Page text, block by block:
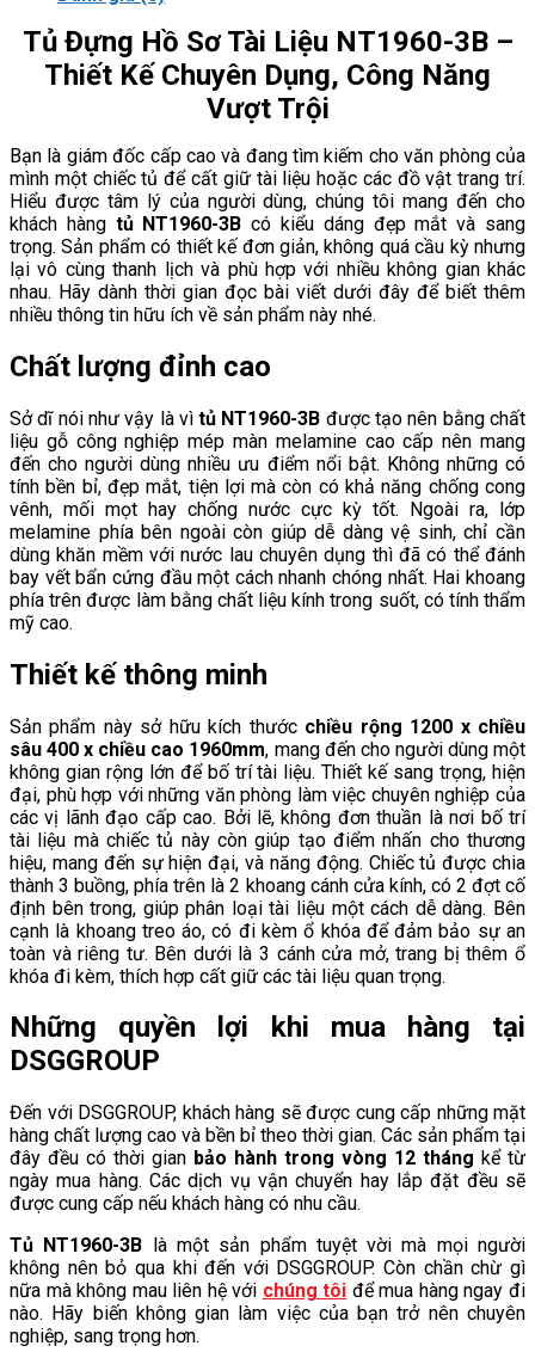
Tủ Đựng Hồ Sơ Tài Liệu NT1960-3B –
Thiết Kế Chuyên Dụng, Công Năng
Vượt Trội
Bạn là giám đốc cấp cao và đang tìm kiếm cho văn phòng của
mình một chiếc tủ để cất giữ tài liệu hoặc các đồ vật trang trí.
Hiểu được tâm lý của người dùng, chúng tôi mang đến cho
khách hàngtủ NT1960-3B có kiểu dáng đẹp mắt và sang
trọng. Sản phẩm có thiết kế đơn giản, không quá cầu kỳ nhưng
lại vô cùng thanh lịch và phù hợp với nhiều không gian khác
nhau. Hãy dành thời gian đọc bài viết dưới đây để biết thêm
nhiều thông tin hữu ích về sản phẩm này nhé.
Chất lượng đỉnh cao
Sở dĩ nói như vậy là vìtủ NT1960-3B được tạo nên bằng chất
liệu gỗ công nghiệp mép màn melamine cao cấp nên mang
đến cho người dùng nhiều ưu điểm nổi bật. Không những có
tính bền bỉ, đẹp mắt, tiện lợi mà còn có khả năng chống cong
vênh, mối mọt hay chống nước cực kỳ tốt. Ngoài ra, lớp
melamine phía bên ngoài còn giúp dễ dàng vệ sinh, chỉ cần
dùng khăn mềm với nước lau chuyên dụng thì đã có thể đánh
bay vết bẩn cứng đầu một cách nhanh chóng nhất. Hai khoang
phía trên được làm bằng chất liệu kính trong suốt, có tính thẩm
mỹ cao.
Thiết kế thông minh
Sản phẩm này sở hữu kích thước chiều rộng 1200 x chiều
sâu 400 x chiều cao 1960mm, mang đến cho người dùng một
không gian rộng lớn để bố trí tài liệu. Thiết kế sang trọng, hiện
đại, phù hợp với những văn phòng làm việc chuyên nghiệp của
các vị lãnh đạo cấp cao. Bởi lẽ, không đơn thuần là nơi bố trí
tài liệu mà chiếc tủ này còn giúp tạo điểm nhấn cho thương
hiệu, mang đến sự hiện đại, và năng động. Chiếc tủ được chia
thành 3 buồng, phía trên là 2 khoang cánh cửa kính, có 2 đợt cố
định bên trong, giúp phân loại tài liệu một cách dễ dàng. Bên
cạnh là khoang treo áo, có đi kèm ổ khóa để đảm bảo sự an
toàn và riêng tư. Bên dưới là 3 cánh cửa mở, trang bị thêm ổ
khóa đi kèm, thích hợp cất giữ các tài liệu quan trọng.
Những quyền lợi khi mua hàng tại
DSGGROUP
Đến với DSGGROUP, khách hàng sẽ được cung cấp những mặt
hàng chất lượng cao và bền bỉ theo thời gian. Các sản phẩm tại
đây đều có thời gian bảo hành trong vòng 12 tháng kể từ
ngày mua hàng. Các dịch vụ vận chuyển hay lắp đặt đều sẽ
được cung cấp nếu khách hàng có nhu cầu.
Tủ NT1960-3B là một sản phẩm tuyệt vời mà mọi người
không nên bỏ qua khi đến với DSGGROUP. Còn chần chừ gì
nữa mà không mau liên hệ với chúng tôi để mua hàng ngay đi
nào. Hãy biến không gian làm việc của bạn trở nên chuyên
nghiệp, sang trọng hơn.